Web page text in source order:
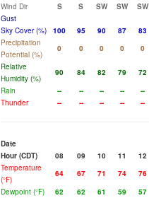
Wind Dir
S S SW SW SW
Gust
Sky Cover (%)
100 95 90 87 83
Precipitation
Potential (%)
0 0 0 0 0
Relative
Humidity (%)
90 84 82 79 72
Rain
-- -- -- -- --
Thunder
-- -- -- -- --
Date
Hour (CDT)
08 09 10 11 12
Temperature
(°F)
64 67 71 74 76
Dewpoint (°F)
62 62 61 59 57